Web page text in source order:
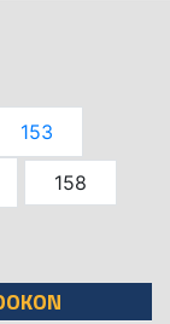
153
158